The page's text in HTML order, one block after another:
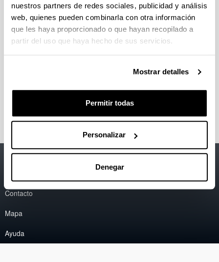
nuestros partners de redes sociales, publicidad y análisis
web, quienes pueden combinarla con otra información
que les haya proporcionado o que hayan recopilado a
partir del uso que haya hecho de sus servicios.
Mostrar detalles
Permitir todas
Personalizar
Denegar
Grupos de investigación
Hizkuntzalaritza Teorikoko Taldea
Gogo Elebiduna
Hizkuntzaren Jabekuntza eta Erabilera
Monumenta Linguae Vasconum
Memoria Histórica en las Literaturas Ibéricas
Accesibilidad
Contacto
Mapa
Ayuda
EHU